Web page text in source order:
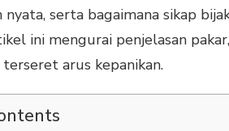
nyata, serta bagaimana sikap
ini mengurai penjelasan
arus kepanikan.